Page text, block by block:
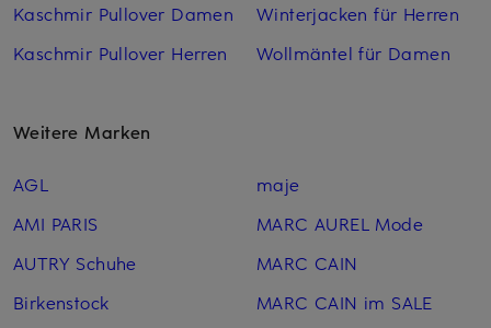
Kaschmir Pullover Damen
Kaschmir Pullover Herren
Winterjacken für Herren
Wollmäntel für Damen
Weitere Marken
AGL
AMI PARIS
AUTRY Schuhe
Birkenstock
maje
MARC AUREL Mode
MARC CAIN
MARC CAIN im SALE